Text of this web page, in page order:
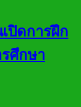
ปิดการฝึก
ศึกษา